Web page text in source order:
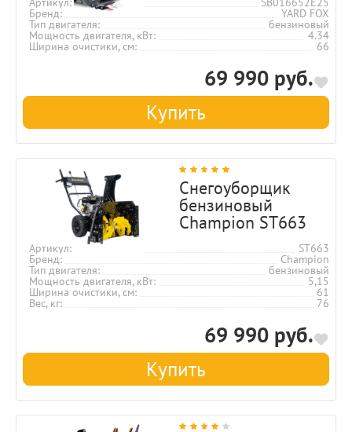
Бренд YARD FOX
Тип двигателя бензиновый
Мощность двигателя, кВт 4.34
Ширина очистики, см 66
69 990 руб.
Купить
Снегоуборщик
бензиновый
Champion ST663
Артикул ST663
Бренд Champion
Тип двигателя бензиновый
Мощность двигателя, кВт 5,15
Ширина очистики, см 61
Вес, кг 76
69 990 руб.
Купить